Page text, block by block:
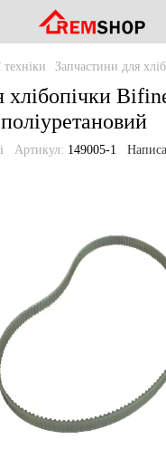
Запчастини для
хлібопічки
Артикул: 149005-1